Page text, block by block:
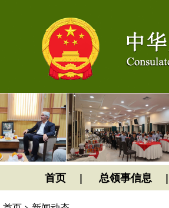
首页 总领事信息